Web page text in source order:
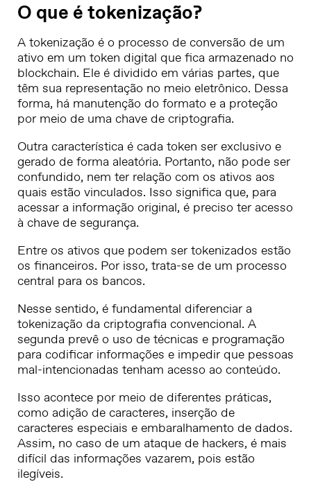
O que é tokenização?
A tokenização é o processo de conversão de um
ativo em um token digital que fica armazenado no
blockchain. Ele é dividido em várias partes, que
têm sua representação no meio eletrônico. Dessa
forma, há manutenção do formato e a proteção
por meio de uma chave de criptografia.
Outra característica é cada token ser exclusivo e
gerado de forma aleatória. Portanto, não pode ser
confundido, nem ter relação com os ativos aos
quais estão vinculados. Isso significa que, para
acessar a informação original, é preciso ter acesso
à chave de segurança.
Entre os ativos que podem ser tokenizados estão
os financeiros. Por isso, trata-se de um processo
central para os bancos.
Nesse sentido, é fundamental diferenciar a
tokenização da criptografia convencional. A
segunda prevê o uso de técnicas e programação
para codificar informações e impedir que pessoas
mal-intencionadas tenham acesso ao conteúdo.
Isso acontece por meio de diferentes práticas,
como adição de caracteres, inserção de
caracteres especiais e embaralhamento de dados.
Assim, no caso de um ataque de hackers, é mais
difícil das informações vazarem, pois estão
ilegíveis.